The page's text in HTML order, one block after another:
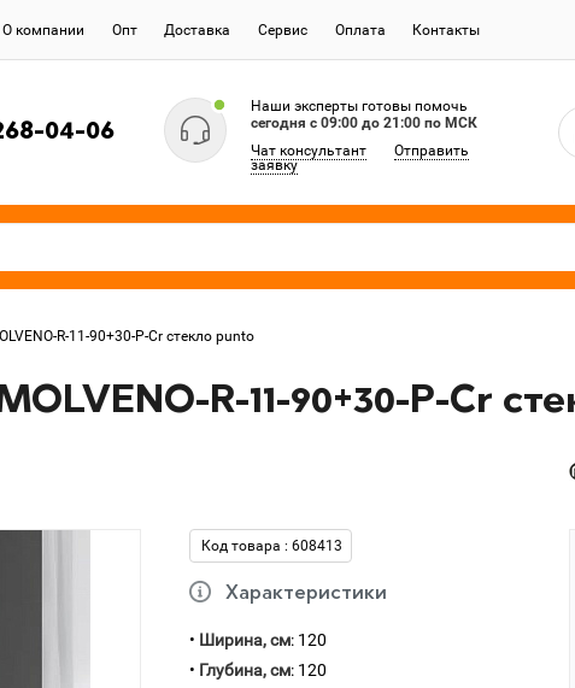
О компании Опт Доставка Сервис Оплата Контакты
04-06
Наши эксперты готовы помочь
сегодня c 09:00 до 21:00 по МСК
Чат консультант
Отправить
заявку
R-11-90+30-P-Cr стекло punto
R-11-90+30-P-Cr
Код товара : 608413
Характеристики
• Ширина, см: 120
• Глубина, см: 120